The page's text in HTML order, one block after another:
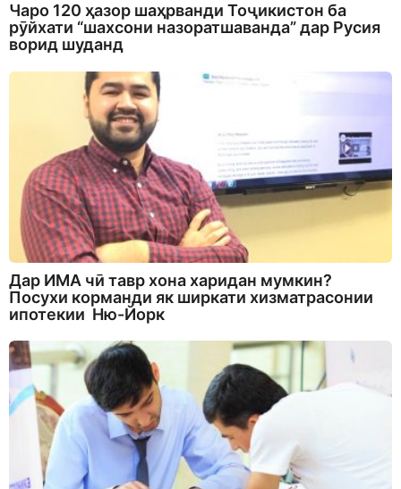
Чаро 120 ҳазор шаҳрванди Тоҷикистон ба
рӯйхати “шахсони назоратшаванда” дар Русия
ворид шуданд
Дар ИМА чӣ тавр хона харидан мумкин?
Посухи корманди як ширкати хизматрасонии
ипотекии Ню-Йорк